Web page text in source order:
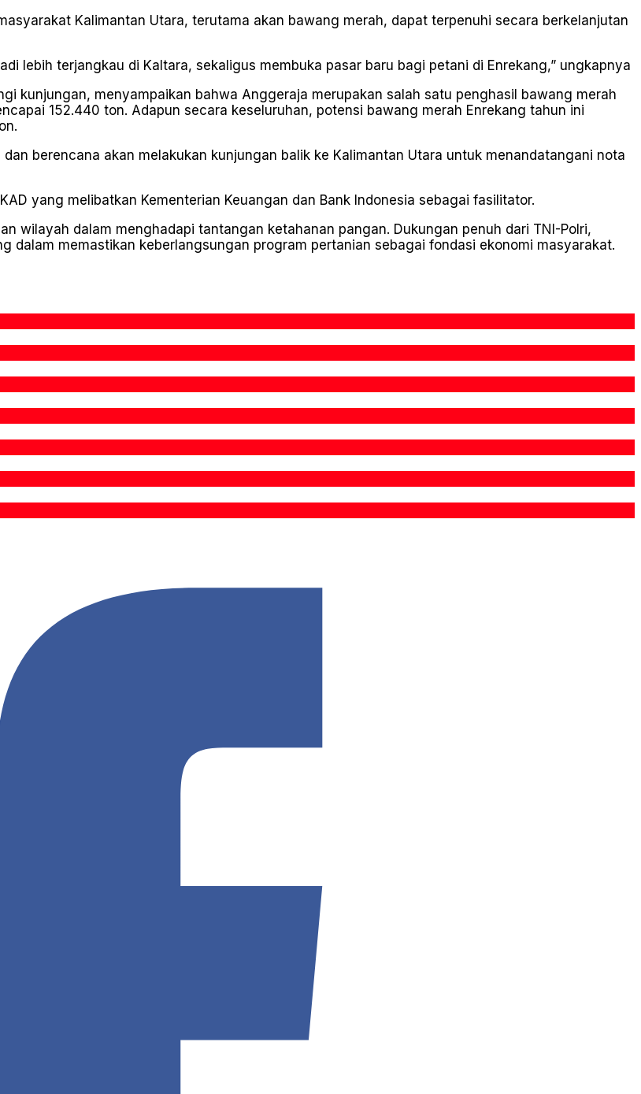
Kalimantan Utara, terutama akan bawang merah, dapat terpenuhi secara berkelanjutan
lebih terjangkau di Kaltara, sekaligus membuka pasar baru bagi petani di Enrekang,” ungkapnya
kunjungan, menyampaikan bahwa Anggeraja merupakan salah satu penghasil bawang merah
152.440 ton. Adapun secara keseluruhan, potensi bawang merah Enrekang tahun ini
berencana akan melakukan kunjungan balik ke Kalimantan Utara untuk menandatangani nota
yang melibatkan Kementerian Keuangan dan Bank Indonesia sebagai fasilitator.
wilayah dalam menghadapi tantangan ketahanan pangan. Dukungan penuh dari TNI-Polri,
dalam memastikan keberlangsungan program pertanian sebagai fondasi ekonomi masyarakat.